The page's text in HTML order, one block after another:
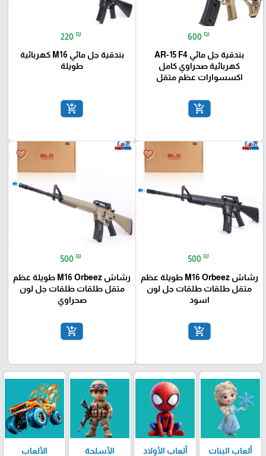
600 ₪
بندقية جل مائي AR-15 F4
كهربائية صحراوي كامل
اكسسوارات عظم متقل
add_shopping_cart
220 ₪
بندقية جل مائي M16 كهربائية
طويلة
add_shopping_cart
favorite_border
500 ₪
رشاش M16 Orbeez طويلة عظم
متقل طلقات طلقات جل لون
اسود
add_shopping_cart
favorite_border
500 ₪
رشاش M16 Orbeez طويلة عظم
متقل طلقات طلقات جل لون
صحراوي
add_shopping_cart
ألعاب البنات ألعاب الأولاد
الأسلحة
الألعاب